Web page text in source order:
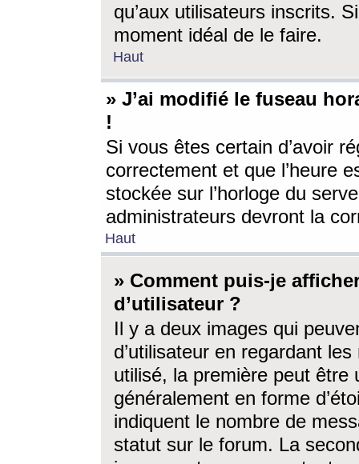
qu’aux utilisateurs inscrits.
moment idéal de le faire.
Haut
» J’ai modifié le fuseau
!
Si vous êtes certain d’avoir
correctement et que l’heure
stockée sur l’horloge du
administrateurs devront la
Haut
» Comment puis-je
d’utilisateur ?
Il y a deux images qui
d’utilisateur en regardant
utilisé, la première peut être
généralement en forme
indiquent le nombre de
statut sur le forum. La